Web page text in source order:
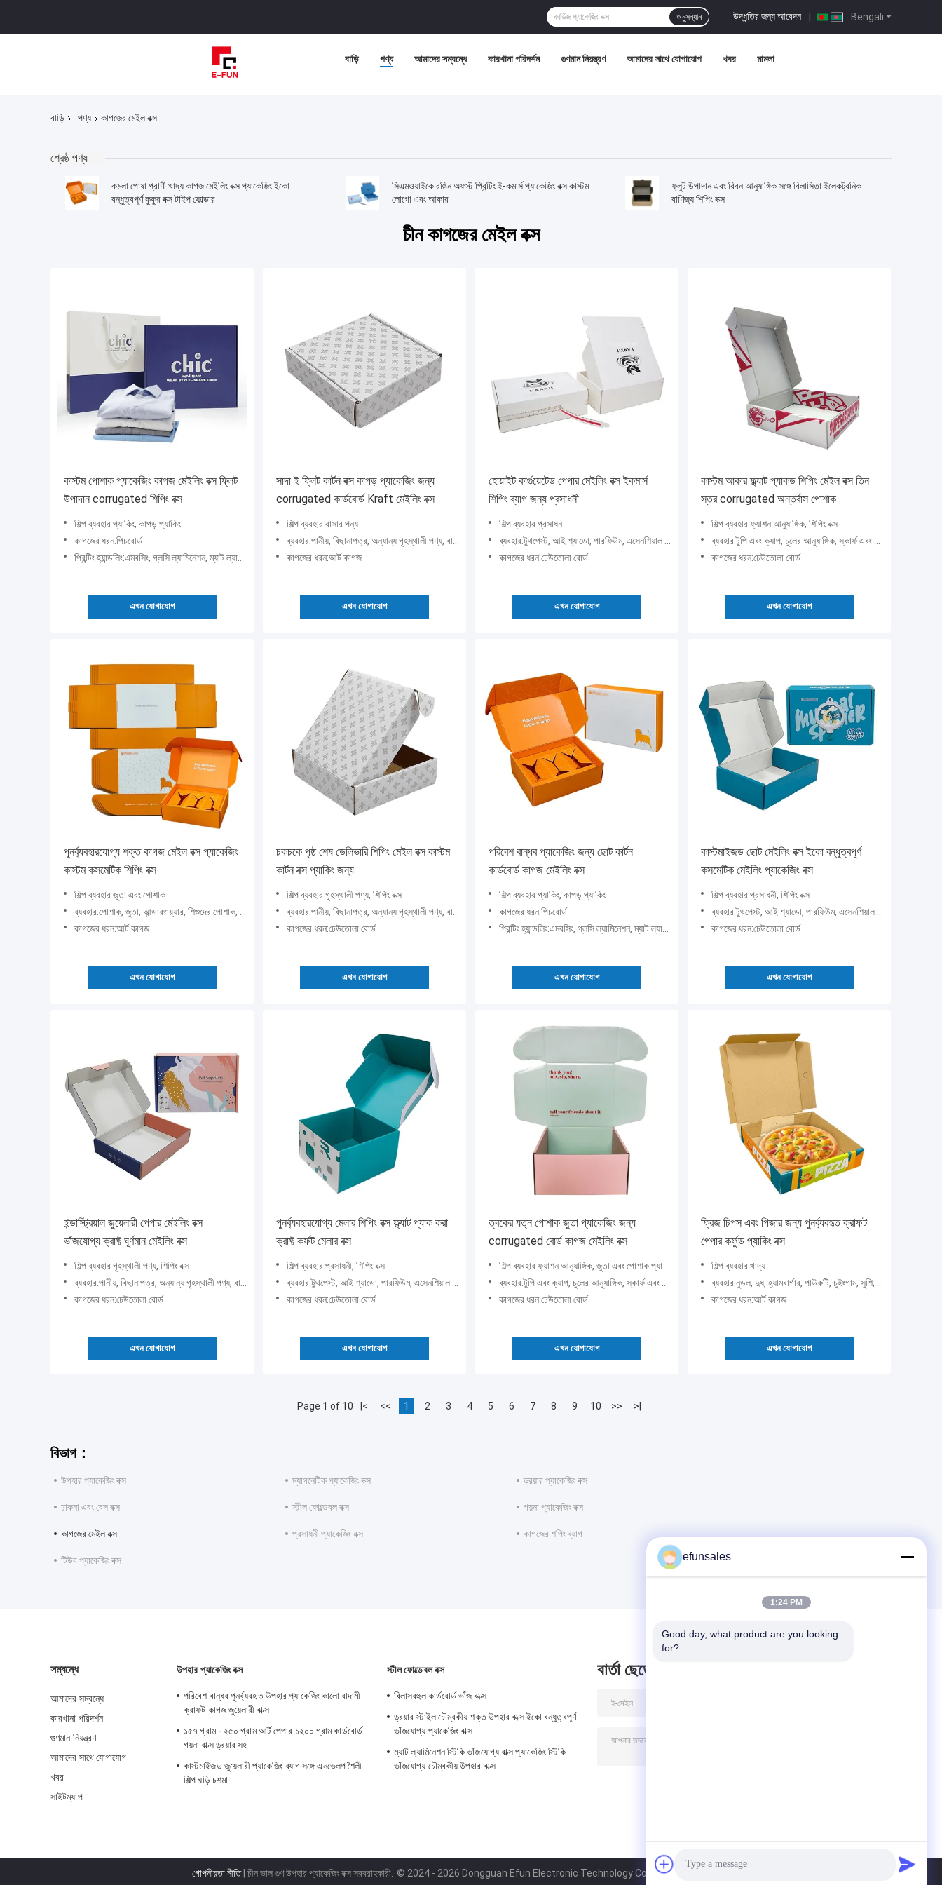
Bengali
উদ্ধৃতির জন্য আবেদন |
অনুসন্ধান
বাড়ি পণ্য আমাদের সম্বন্ধে কারখানা পরিদর্শন গুণমান নিয়ন্ত্রণ আমাদের সাথে যোগাযোগ খবর মামলা
বাড়ি পণ্য কাগজের মেইল বক্স
শ্রেষ্ঠ পণ্য
কমলা পোষা প্রাণী খাদ্য কাগজ মেইলিং বক্স প্যাকেজিং ইকো
বন্ধুত্বপূর্ণ কুকুর বক্স টাইপ ফোল্ডার
সিএমওয়াইকে রঙিন অফস্ট প্রিন্টিং ই-কমার্স প্যাকেজিং বক্স কাস্টম
লোগো এবং আকার
ফ্লুট উপাদান এবং রিবন আনুষাঙ্গিক সঙ্গে বিলাসিতা ইলেকট্রনিক
বাণিজ্য শিপিং বক্স
চীন কাগজের মেইল বক্স
কাস্টম পোশাক প্যাকেজিং কাগজ মেইলিং বক্স ফ্লিট
উপাদান corrugated শিপিং বক্স
শিল্প ব্যবহার:প্যাকিং, কাপড় প্যাকিং
কাগজের ধরন:পিচবোর্ড
প্রিন্টিং হ্যান্ডলিং:এমবসিং, গ্লসি ল্যামিনেশন, ম্যাট ল্যামিনেশন, স্ট্যাম্পিং, ইউভি লেপ, বার্নিশিং, ডেবসড
এখন যোগাযোগ
সাদা ই ফ্লিট কার্টন বক্স কাপড় প্যাকেজিং জন্য
corrugated কার্ডবোর্ড Kraft মেইলিং বক্স
শিল্প ব্যবহার:বাসার পন্য
ব্যবহার:পানীয়, বিছানাপত্র, অন্যান্য গৃহস্থালী পণ্য, বালিশ, ছাতা, টেবিলওয়্যার, কুকওয়্যার
কাগজের ধরন:আর্ট কাগজ
এখন যোগাযোগ
হোয়াইট কার্গুয়েটেড পেপার মেইলিং বক্স ইকমার্স
শিপিং ব্যাগ জন্য প্রসাধনী
শিল্প ব্যবহার:প্রসাধন
ব্যবহার:টুথপেস্ট, আই শ্যাডো, পারফিউম, এসেনশিয়াল অয়েল, শ্যাম্পু, মাস্কারা, লুজ পাউডার, নেইল পলিশ অয়েল, ব্ল
কাগজের ধরন:ঢেউতোলা বোর্ড
এখন যোগাযোগ
কাস্টম আকার ফ্ল্যাট প্যাকড শিপিং মেইল বক্স তিন
স্তর corrugated অন্তর্বাস পোশাক
শিল্প ব্যবহার:ফ্যাশন আনুষাঙ্গিক, শিপিং বক্স
ব্যবহার:টুপি এবং ক্যাপ, চুলের আনুষাঙ্গিক, স্কার্ফ এবং শাল, বেল্ট, টাই, গ্লাভস এবং মিটেন, অন্যান্য ফ্যাশন আনু
কাগজের ধরন:ঢেউতোলা বোর্ড
এখন যোগাযোগ
পুনর্ব্যবহারযোগ্য শক্ত কাগজ মেইল বক্স প্যাকেজিং
কাস্টম কসমেটিক শিপিং বক্স
শিল্প ব্যবহার:জুতা এবং পোশাক
ব্যবহার:পোশাক, জুতা, আন্ডারওয়্যার, শিশুদের পোশাক, পশম, গার্মেন্টস এবং প্রসেসিং আনুষাঙ্গিক, মোজা, অন্যান্য জ
কাগজের ধরন:আর্ট কাগজ
এখন যোগাযোগ
চকচকে পৃষ্ঠ শেষ ডেলিভারি শিপিং মেইল বক্স কাস্টম
কার্টন বক্স প্যাকিং জন্য
শিল্প ব্যবহার:গৃহস্থালী পণ্য, শিপিং বক্স
ব্যবহার:পানীয়, বিছানাপত্র, অন্যান্য গৃহস্থালী পণ্য, বালিশ, ছাতা, টেবিলওয়্যার, কুকওয়্যার
কাগজের ধরন:ঢেউতোলা বোর্ড
এখন যোগাযোগ
পরিবেশ বান্ধব প্যাকেজিং জন্য ছোট কার্টন
কার্ডবোর্ড কাগজ মেইলিং বক্স
শিল্প ব্যবহার:প্যাকিং, কাপড় প্যাকিং
কাগজের ধরন:পিচবোর্ড
প্রিন্টিং হ্যান্ডলিং:এমবসিং, গ্লসি ল্যামিনেশন, ম্যাট ল্যামিনেশন, স্ট্যাম্পিং, ইউভি লেপ, বার্নিশিং, ডেবসড
এখন যোগাযোগ
কাস্টমাইজড ছোট মেইলিং বক্স ইকো বন্ধুত্বপূর্ণ
কসমেটিক মেইলিং প্যাকেজিং বক্স
শিল্প ব্যবহার:প্রসাধনী, শিপিং বক্স
ব্যবহার:টুথপেস্ট, আই শ্যাডো, পারফিউম, এসেনশিয়াল অয়েল, শ্যাম্পু, মাস্কারা, লুজ পাউডার, নেইল পলিশ অয়েল, ব্ল
কাগজের ধরন:ঢেউতোলা বোর্ড
এখন যোগাযোগ
ইন্ডাস্ট্রিয়াল জুয়েলারী পেপার মেইলিং বক্স
ভাঁজযোগ্য ক্রাফ্ট ঘূর্ণমান মেইলিং বক্স
শিল্প ব্যবহার:গৃহস্থালী পণ্য, শিপিং বক্স
ব্যবহার:পানীয়, বিছানাপত্র, অন্যান্য গৃহস্থালী পণ্য, বালিশ, ছাতা, টেবিলওয়্যার, কুকওয়্যার
কাগজের ধরন:ঢেউতোলা বোর্ড
এখন যোগাযোগ
পুনর্ব্যবহারযোগ্য মেলার শিপিং বক্স ফ্ল্যাট প্যাক করা
ক্রাফ্ট কর্ফট মেলার বক্স
শিল্প ব্যবহার:প্রসাধনী, শিপিং বক্স
ব্যবহার:টুথপেস্ট, আই শ্যাডো, পারফিউম, এসেনশিয়াল অয়েল, শ্যাম্পু, মাস্কারা, লুজ পাউডার, নেইল পলিশ অয়েল, ব্ল
কাগজের ধরন:ঢেউতোলা বোর্ড
এখন যোগাযোগ
ত্বকের যত্ন পোশাক জুতা প্যাকেজিং জন্য
corrugated বোর্ড কাগজ মেইলিং বক্স
শিল্প ব্যবহার:ফ্যাশন আনুষাঙ্গিক, জুতা এবং পোশাক প্যাকেজিং
ব্যবহার:টুপি এবং ক্যাপ, চুলের আনুষাঙ্গিক, স্কার্ফ এবং শাল, বেল্ট, টাই, গ্লাভস এবং মিটেন, অন্যান্য ফ্যাশন আনু
কাগজের ধরন:ঢেউতোলা বোর্ড
এখন যোগাযোগ
ফ্রিজ চিপস এবং পিজার জন্য পুনর্ব্যবহৃত ক্রাফট
পেপার কর্ফুড প্যাকিং বক্স
শিল্প ব্যবহার:খাদ্য
ব্যবহার:নুডল, দুধ, হ্যামবার্গার, পাউরুটি, চুইংগাম, সুশি, জেলি, স্যান্ডউইচ, চিনি, সালাদ, অলিভ অয়েল, কেক, স্ন
কাগজের ধরন:আর্ট কাগজ
এখন যোগাযোগ
Page 1 of 10 |< << 1 2 3 4 5 6 7 8 9 10 >> >|
বিভাগ：
উপহার প্যাকেজিং বক্স ম্যাগনেটিক প্যাকেজিং বক্স ড্রয়ার প্যাকেজিং বক্স
ঢাকনা এবং বেস বক্স স্টীল ফোল্ডেবল বক্স গয়না প্যাকেজিং বক্স
কাগজের মেইল বক্স প্রসাধনী প্যাকেজিং বক্স কাগজের শপিং ব্যাগ
টিউব প্যাকেজিং বক্স
সম্বন্ধে
আমাদের সম্বন্ধে
কারখানা পরিদর্শন
গুণমান নিয়ন্ত্রণ
আমাদের সাথে যোগাযোগ
খবর
সাইটম্যাপ
উপহার প্যাকেজিং বক্স
পরিবেশ বান্ধব পুনর্ব্যবহৃত উপহার প্যাকেজিং কালো বাদামী
ক্রাফট কাগজ জুয়েলারী বাক্স
১৫৭ গ্রাম - ২৫০ গ্রাম আর্ট পেপার ১২০০ গ্রাম কার্ডবোর্ড
গয়না বাক্স ড্রয়ার সহ
কাস্টমাইজড জুয়েলারী প্যাকেজিং ব্যাগ সঙ্গে এনভেলপ শৈলী
শিল্প ঘড়ি চশমা
স্টীল ফোল্ডেবল বক্স
বিলাসবহুল কার্ডবোর্ড ভাঁজ বাক্স
ড্রয়ার স্টাইল চৌম্বকীয় শক্ত উপহার বাক্স ইকো বন্ধুত্বপূর্ণ
ভাঁজযোগ্য প্যাকেজিং বাক্স
ম্যাট ল্যামিনেশন স্টিকি ভাঁজযোগ্য বাক্স প্যাকেজিং স্টিকি
ভাঁজযোগ্য চৌম্বকীয় উপহার বাক্স
বার্তা ছেড়ে
গোপনীয়তা নীতি| চীন ভাল গুণ উপহার প্যাকেজিং বক্স সরবরাহকারী. © 2024 - 2026 Dongguan Efun Electronic Technology Co., Ltd. All Rights Reserved.
efunsales
1:24 PM
Good day, what product are you looking
for?